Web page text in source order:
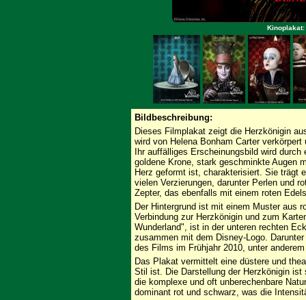
Bildbeschreibung:
Dieses Filmplakat zeigt die Herzkönigin
wird von Helena Bonham Carter
Ihr auffälliges Erscheinungsbild wird
goldene Krone, stark geschminkte Augen
Herz geformt ist, charakterisiert. Sie trägt
vielen Verzierungen, darunter Perlen und
Zepter, das ebenfalls mit einem roten
Der Hintergrund ist mit einem Muster aus
Verbindung zur Herzkönigin und zum
Wunderland", ist in der unteren rechten
zusammen mit dem Disney-Logo.
des Films im Frühjahr 2010, unter
Das Plakat vermittelt eine düstere und
Stil ist. Die Darstellung der Herzkönigin
die komplexe und oft unberechenbare
dominant rot und schwarz, was die